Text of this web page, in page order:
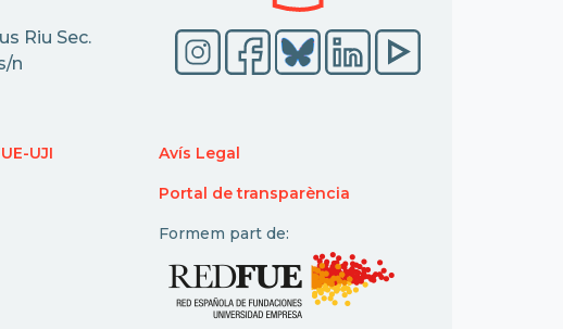
Riu Sec.
n
UJI Avís Legal
Portal de transparència
Formem part de: